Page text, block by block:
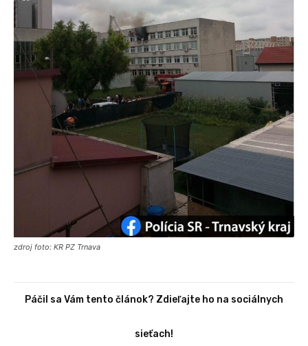
zdroj foto: KR PZ Trnava
Páčil sa Vám tento článok? Zdieľajte ho na sociálnych
sieťach!